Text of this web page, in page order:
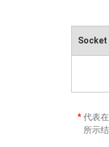
Socket
*代表
所示